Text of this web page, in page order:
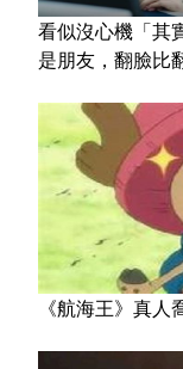
看似沒心機「其
是朋友，翻臉比
《航海王》真